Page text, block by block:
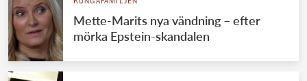
KUNGAFAMILJEN
Mette-Marits nya vändning – efter
mörka Epstein-skandalen